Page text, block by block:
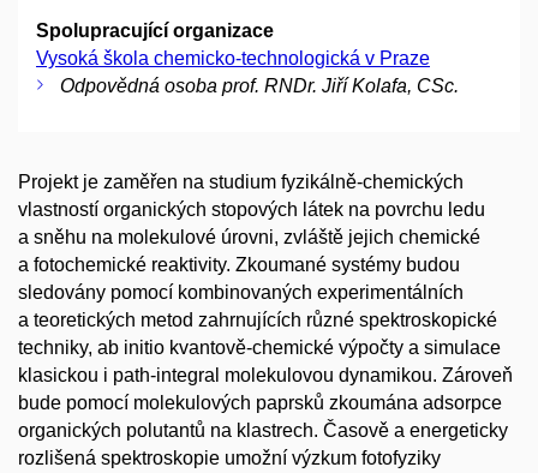
Spolupracující organizace
Vysoká škola chemicko-technologická v Praze
Odpovědná osoba prof. RNDr. Jiří Kolafa, CSc.
Projekt je zaměřen na studium fyzikálně-chemických
vlastností organických stopových látek na povrchu ledu
a sněhu na molekulové úrovni, zvláště jejich chemické
a fotochemické reaktivity. Zkoumané systémy budou
sledovány pomocí kombinovaných experimentálních
a teoretických metod zahrnujících různé spektroskopické
techniky, ab initio kvantově-chemické výpočty a simulace
klasickou i path-integral molekulovou dynamikou. Zároveň
bude pomocí molekulových paprsků zkoumána adsorpce
organických polutantů na klastrech. Časově a energeticky
rozlišená spektroskopie umožní výzkum fotofyziky